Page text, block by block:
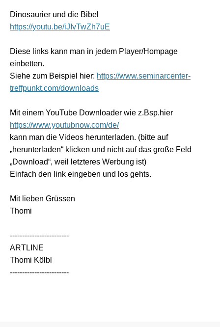
Dinosaurier und die Bibel
https://youtu.be/iJIvTwZh7uE
Diese links kann man in jedem Player/Hompage
einbetten.
Siehe zum Beispiel hier: https://www.seminarcenter-
treffpunkt.com/downloads
Mit einem YouTube Downloader wie z.Bsp.hier
https://www.youtubnow.com/de/
kann man die Videos herunterladen. (bitte auf
„herunterladen“ klicken und nicht auf das große Feld
„Download“, weil letzteres Werbung ist)
Einfach den link eingeben und los gehts.
Mit lieben Grüssen
Thomi
------------------------
ARTLINE
Thomi Kölbl
------------------------